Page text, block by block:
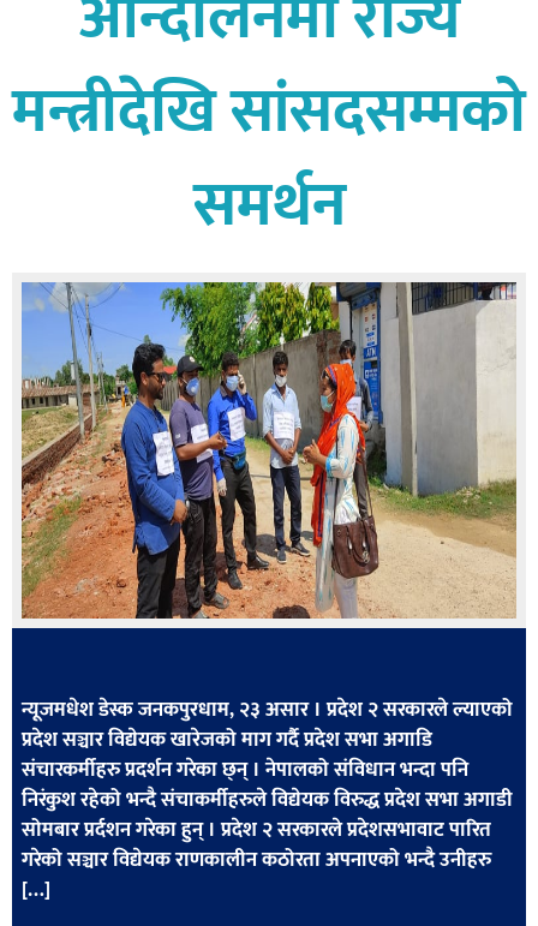
बागमती
सुदूरपश्चिम
प्रमुख
समाचार
राष्ट्रिय
अन्तराष्ट्रिय
अन्तरबार्ता
अर्थ
खेलकुद
मनोरञ्जन
भिडियो
अन्य
समाज
शिक्षा
मन्त्रीदेखि सांसदसम्मको
समर्थन
न्यूजमधेश डेस्क जनकपुरधाम, २३ असार । प्रदेश २ सरकारले ल्याएको
प्रदेश सञ्चार विद्येयक खारेजको माग गर्दै प्रदेश सभा अगाडि
संचारकर्मीहरु प्रदर्शन गरेका छ्न् । नेपालको संविधान भन्दा पनि
निरंकुश रहेको भन्दै संचाकर्मीहरुले विद्येयक विरुद्ध प्रदेश सभा अगाडी
सोमबार प्रर्दशन गरेका हुन् । प्रदेश २ सरकारले प्रदेशसभावाट पारित
गरेको सञ्चार विद्येयक राणकालीन कठोरता अपनाएको भन्दै उनीहरु
[…]